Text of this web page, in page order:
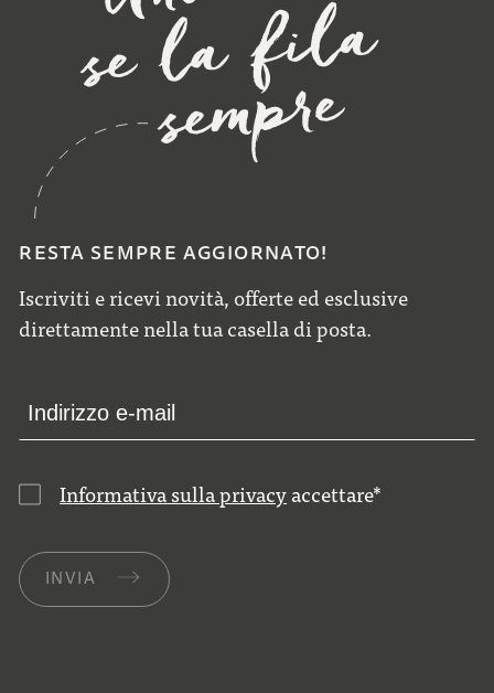
RESTA SEMPRE AGGIORNATO!
Iscriviti e ricevi novità, offerte ed esclusive
direttamente nella tua casella di posta.
Informativa sulla privacy accettare*
INVIA